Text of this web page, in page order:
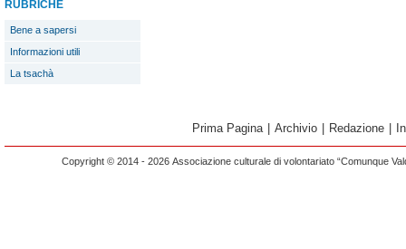
RUBRICHE
Bene a sapersi
Informazioni utili
La tsachà
Prima Pagina Archivio Redazione
Copyright © 2014 - 2026 Associazione culturale di volontariato “Comunque